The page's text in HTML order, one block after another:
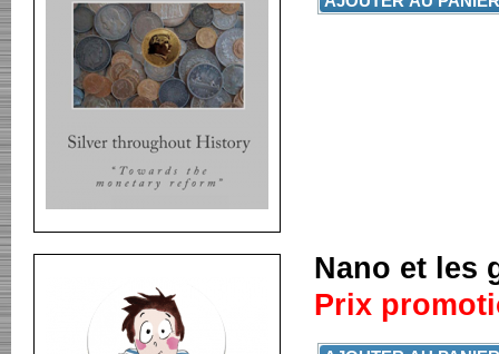
Nano et les
Prix